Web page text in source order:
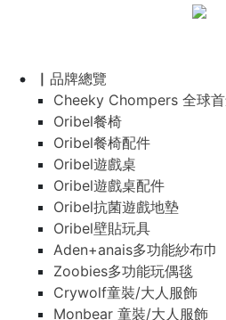
▏品牌總覽
Cheeky Chompers 全球
Oribel餐椅
Oribel餐椅配件
Oribel遊戲桌
Oribel遊戲桌配件
Oribel抗菌遊戲地墊
Oribel壁貼玩具
Aden+anais多功能紗布巾
Zoobies多功能玩偶毯
Crywolf童裝/大人服飾
Monbear 童裝/大人服飾